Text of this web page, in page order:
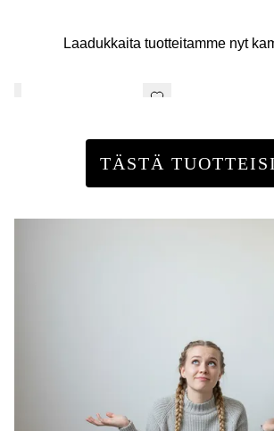
Laadukkaita tuotteitamme nyt
TÄSTÄ